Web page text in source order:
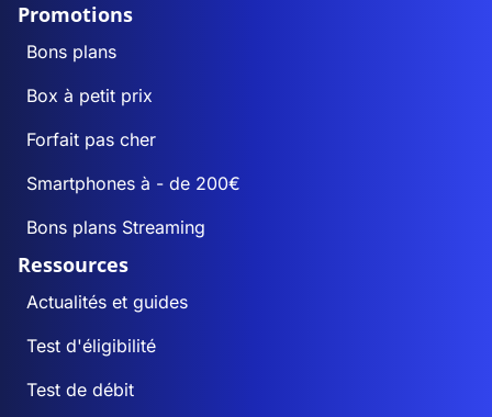
Promotions
Bons plans
Box à petit prix
Forfait pas cher
Smartphones à - de 200€
Bons plans Streaming
Ressources
Actualités et guides
Test d'éligibilité
Test de débit